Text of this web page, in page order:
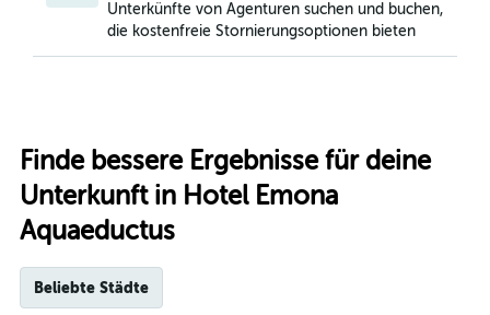
Unterkünfte von Agenturen suchen und buchen,
die kostenfreie Stornierungsoptionen bieten
Finde bessere Ergebnisse für deine
Unterkunft in Hotel Emona
Aquaeductus
Beliebte Städte